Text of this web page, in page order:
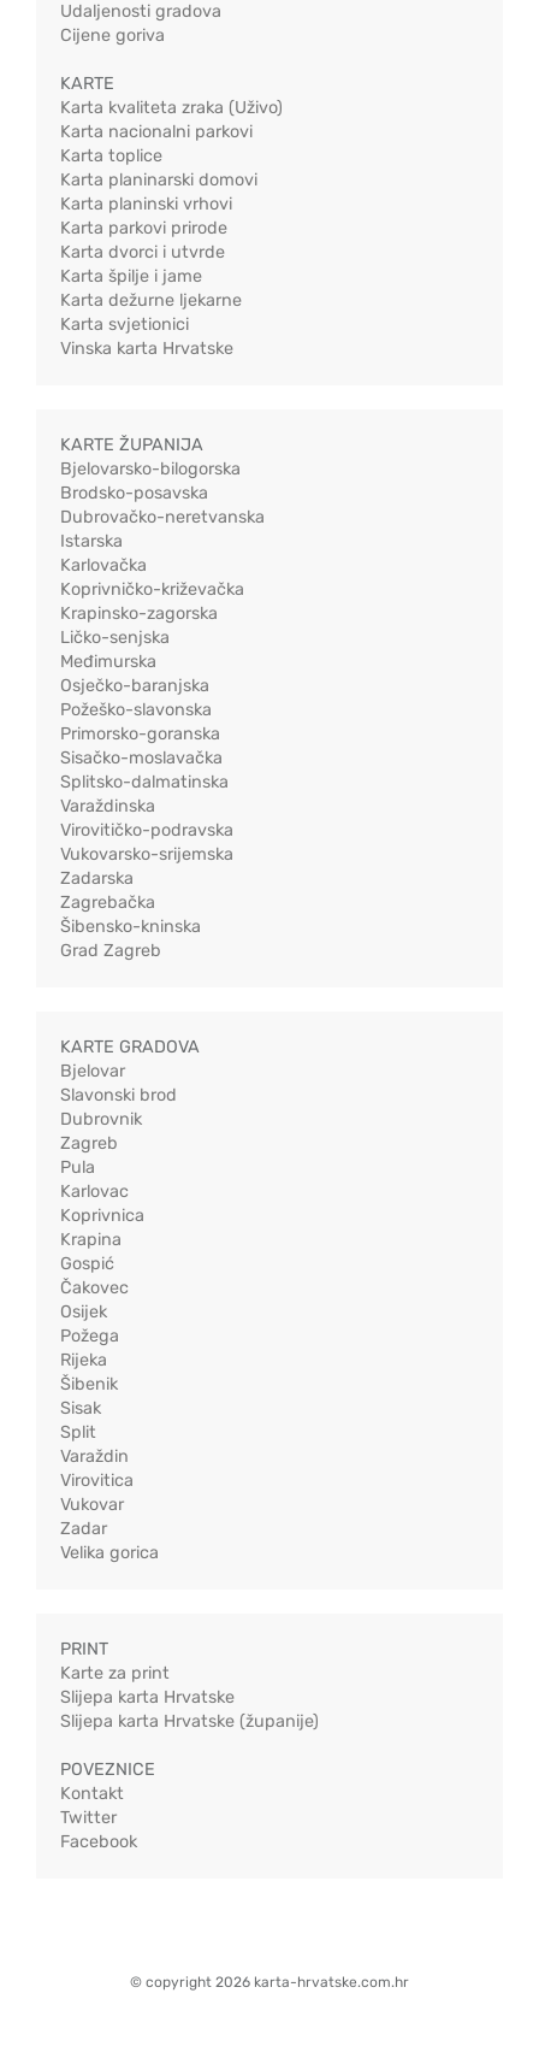
Udaljenosti gradova
Cijene goriva
KARTE
Karta kvaliteta zraka (Uživo)
Karta nacionalni parkovi
Karta toplice
Karta planinarski domovi
Karta planinski vrhovi
Karta parkovi prirode
Karta dvorci i utvrde
Karta špilje i jame
Karta dežurne ljekarne
Karta svjetionici
Vinska karta Hrvatske
KARTE ŽUPANIJA
Bjelovarsko-bilogorska
Brodsko-posavska
Dubrovačko-neretvanska
Istarska
Karlovačka
Koprivničko-križevačka
Krapinsko-zagorska
Ličko-senjska
Međimurska
Osječko-baranjska
Požeško-slavonska
Primorsko-goranska
Sisačko-moslavačka
Splitsko-dalmatinska
Varaždinska
Virovitičko-podravska
Vukovarsko-srijemska
Zadarska
Zagrebačka
Šibensko-kninska
Grad Zagreb
KARTE GRADOVA
Bjelovar
Slavonski brod
Dubrovnik
Zagreb
Pula
Karlovac
Koprivnica
Krapina
Gospić
Čakovec
Osijek
Požega
Rijeka
Šibenik
Sisak
Split
Varaždin
Virovitica
Vukovar
Zadar
Velika gorica
PRINT
Karte za print
Slijepa karta Hrvatske
Slijepa karta Hrvatske (županije)
POVEZNICE
Kontakt
Twitter
Facebook
© copyright 2026 karta-hrvatske.com.hr